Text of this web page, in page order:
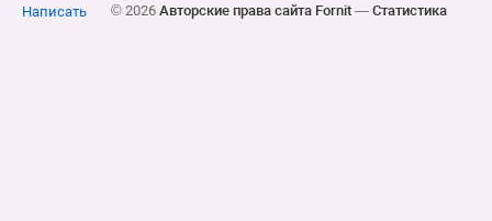
Написать © 2026 Авторские права сайта Fornit— Статистика